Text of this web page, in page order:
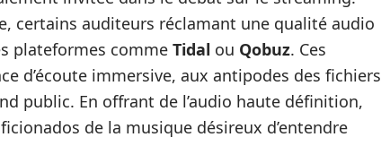
certains auditeurs réclamant une qualité audio
plateformes comme Tidal ou Qobuz. Ces
d’écoute immersive, aux antipodes des fichiers
public. En offrant de l’audio haute définition,
de la musique désireux d’entendre